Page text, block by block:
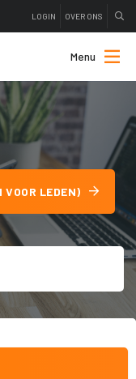
LOGIN OVER ONS
Menu
VOOR LEDEN)